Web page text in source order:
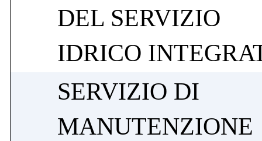
DEL SERVIZIO
IDRICO
SERVIZIO DI
MANUTENZIONE